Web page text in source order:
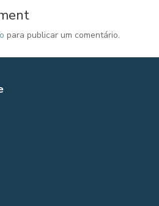
para publicar um comentário.